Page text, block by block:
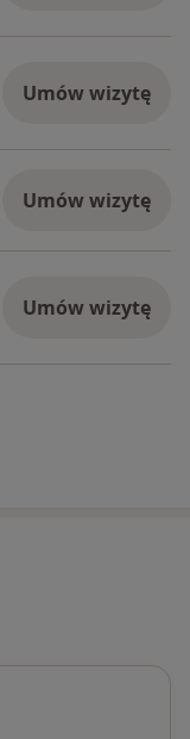
Umów wizytę
Umów wizytę
Umów wizytę